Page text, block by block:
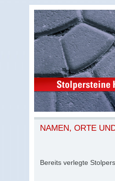
NAMEN, ORTE
Bereits verlegte